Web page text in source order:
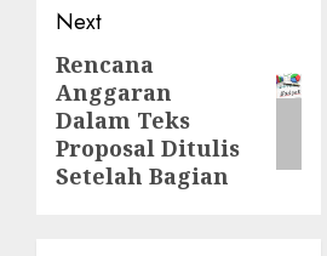
Next
Next
post:
Rencana
Anggaran
Dalam Teks
Proposal Ditulis
Setelah Bagian